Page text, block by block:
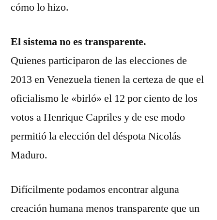
cómo lo hizo.
El sistema no es transparente.
Quienes participaron de las elecciones de
2013 en Venezuela tienen la certeza de que el
oficialismo le «birló» el 12 por ciento de los
votos a Henrique Capriles y de ese modo
permitió la elección del déspota Nicolás
Maduro.
Difícilmente podamos encontrar alguna
creación humana menos transparente que un